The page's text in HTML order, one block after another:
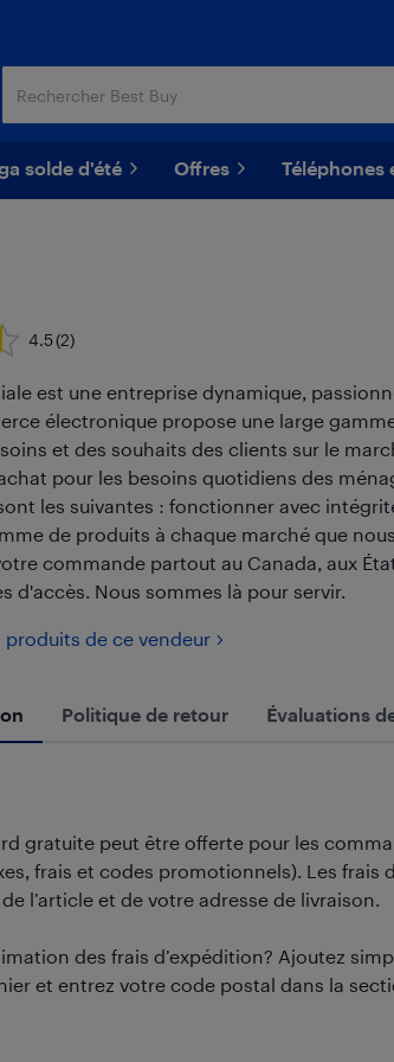
solde d'été Offres Téléphones
4.5(2)
est une entreprise dynamique,
électronique propose une large
et des souhaits des clients sur le
pour les besoins quotidiens des
les suivantes : fonctionner avec
de produits à chaque marché que
commande partout au Canada, aux
d'accès. Nous sommes là pour servir.
produits de ce vendeur
Politique de retour Évaluations
gratuite peut être offerte pour les
frais et codes promotionnels). Les frais
l’article et de votre adresse de livraison.
des frais d’expédition? Ajoutez
et entrez votre code postal dans la